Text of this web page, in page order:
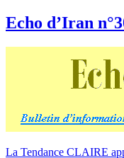
Echo d’Iran
La Tendance CLAIRE